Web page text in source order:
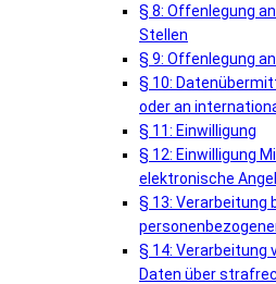
§ 8: Offenlegung
Stellen
§ 9: Offenlegung
§ 10:
oder an
§ 11: Einwilligung
§ 12: Einwilligung
elektronische
§ 13: Verarbeitung
§ 14: Verarbeitung
Daten über